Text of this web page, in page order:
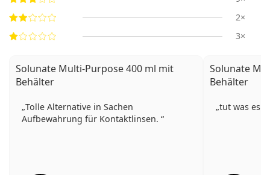
2×
3×
Solunate Multi-Purpose 400 ml mit
Behälter
Tolle Alternative in Sachen
Aufbewahrung für Kontaktlinsen.
Solunate
Behälter
tut was es